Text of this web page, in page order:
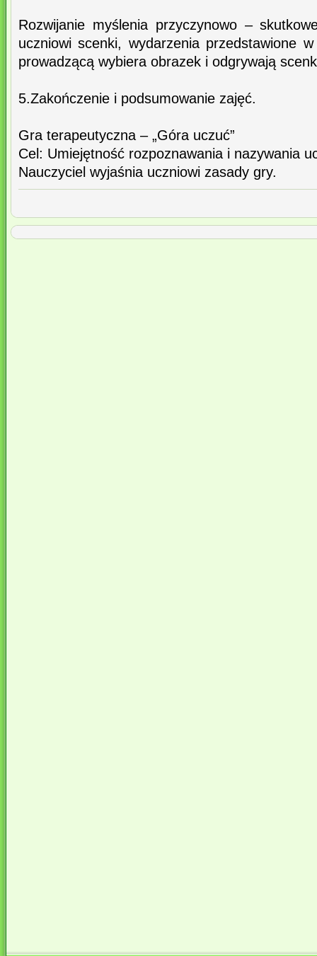
Rozwijanie myślenia przyczynowo –
uczniowi scenki, wydarzenia przedstawione
prowadzącą wybiera obrazek i odgrywają
5.Zakończenie i podsumowanie zajęć.
Gra terapeutyczna – „Góra uczuć”
Cel: Umiejętność rozpoznawania i nazywania
Nauczyciel wyjaśnia uczniowi zasady gry.